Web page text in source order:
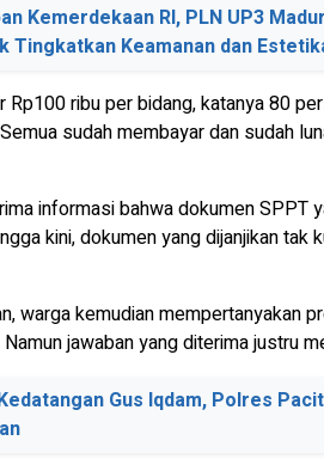
Kemerdekaan RI, PLN UP3
Tingkatkan Keamanan dan
Rp100 ribu per bidang, katanya 80
sudah membayar dan sudah
informasi bahwa dokumen SPPT
kini, dokumen yang dijanjikan tak
warga kemudian mempertanyakan
jawaban yang diterima justru
Gus Iqdam, Polres